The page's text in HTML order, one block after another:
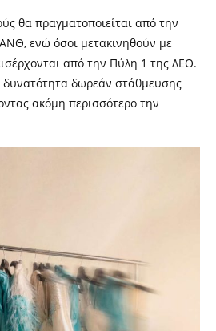
θα πραγματοποιείται από την
ενώ όσοι μετακινηθούν με
από την Πύλη 1 της ΔΕΘ.
δωρεάν στάθμευσης
ακόμη περισσότερο την